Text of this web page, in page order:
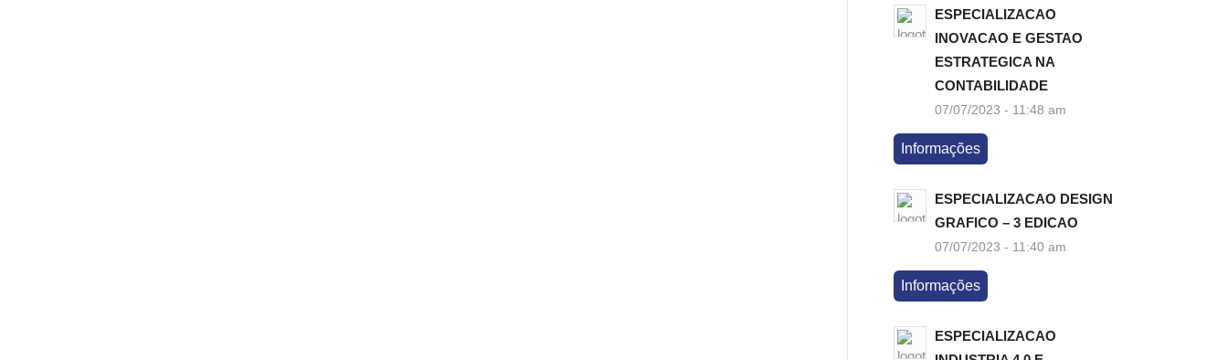
ESPECIALIZACAO
INOVACAO E GESTAO
ESTRATEGICA NA
CONTABILIDADE
07/07/2023 - 11:48 am
Informações
ESPECIALIZACAO DESIGN
GRAFICO – 3 EDICAO
07/07/2023 - 11:40 am
Informações
ESPECIALIZACAO